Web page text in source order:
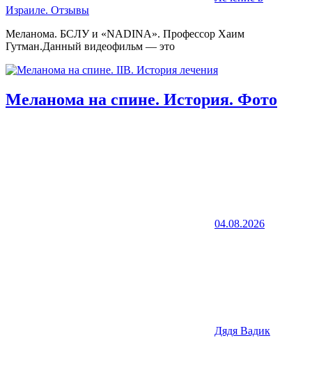
Израиле. Отзывы
Меланома. БСЛУ и «NADINA». Профессор Хаим
Гутман.Данный видеофильм — это
Меланома на спине. История. Фото
04.08.2026
Дядя Вадик